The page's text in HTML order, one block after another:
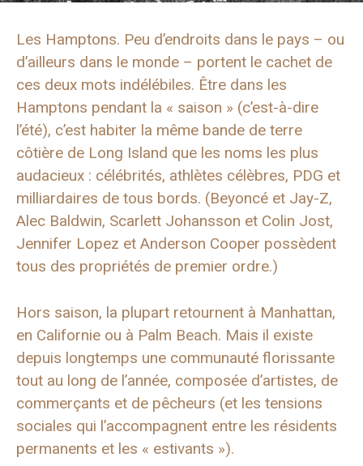
Les Hamptons. Peu d’endroits dans le pays – ou
d’ailleurs dans le monde – portent le cachet de
ces deux mots indélébiles. Être dans les
Hamptons pendant la « saison » (c’est-à-dire
l’été), c’est habiter la même bande de terre
côtière de Long Island que les noms les plus
audacieux : célébrités, athlètes célèbres, PDG et
milliardaires de tous bords. (Beyoncé et Jay-Z,
Alec Baldwin, Scarlett Johansson et Colin Jost,
Jennifer Lopez et Anderson Cooper possèdent
tous des propriétés de premier ordre.)
Hors saison, la plupart retournent à Manhattan,
en Californie ou à Palm Beach. Mais il existe
depuis longtemps une communauté florissante
tout au long de l’année, composée d’artistes, de
commerçants et de pêcheurs (et les tensions
sociales qui l’accompagnent entre les résidents
permanents et les « estivants »).